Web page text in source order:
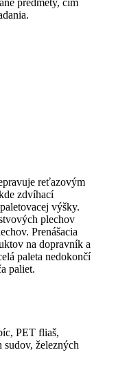
predmety, čím
reťazovým
zdvíhací
výšky.
plechov
Prenášacia
na dopravník a
paleta nedokončí
paliet.
PET fliaš,
železných